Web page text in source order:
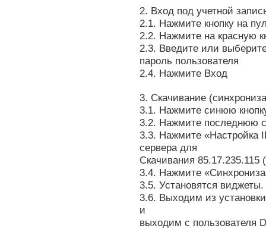
2. Вход под учетной
2.1. Нажмите кнопку на
2.2. Нажмите на красную
2.3. Введите или
пароль пользователя
2.4. Нажмите Вход
3. Скачивание
3.1. Нажмите синюю
3.2. Нажмите последнюю
3.3. Нажмите «Настройка
сервера для
Скачивания
3.4. Нажмите
3.5. Установятся виджеты.
3.6. Выходим из
и
выходим с пользователя